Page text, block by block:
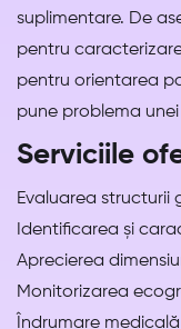
suplimentare. De
pentru
pentru orientarea
pune problema unei
Serviciile
Evaluarea structurii
Identificarea și
Aprecierea
Monitorizarea
Îndrumare